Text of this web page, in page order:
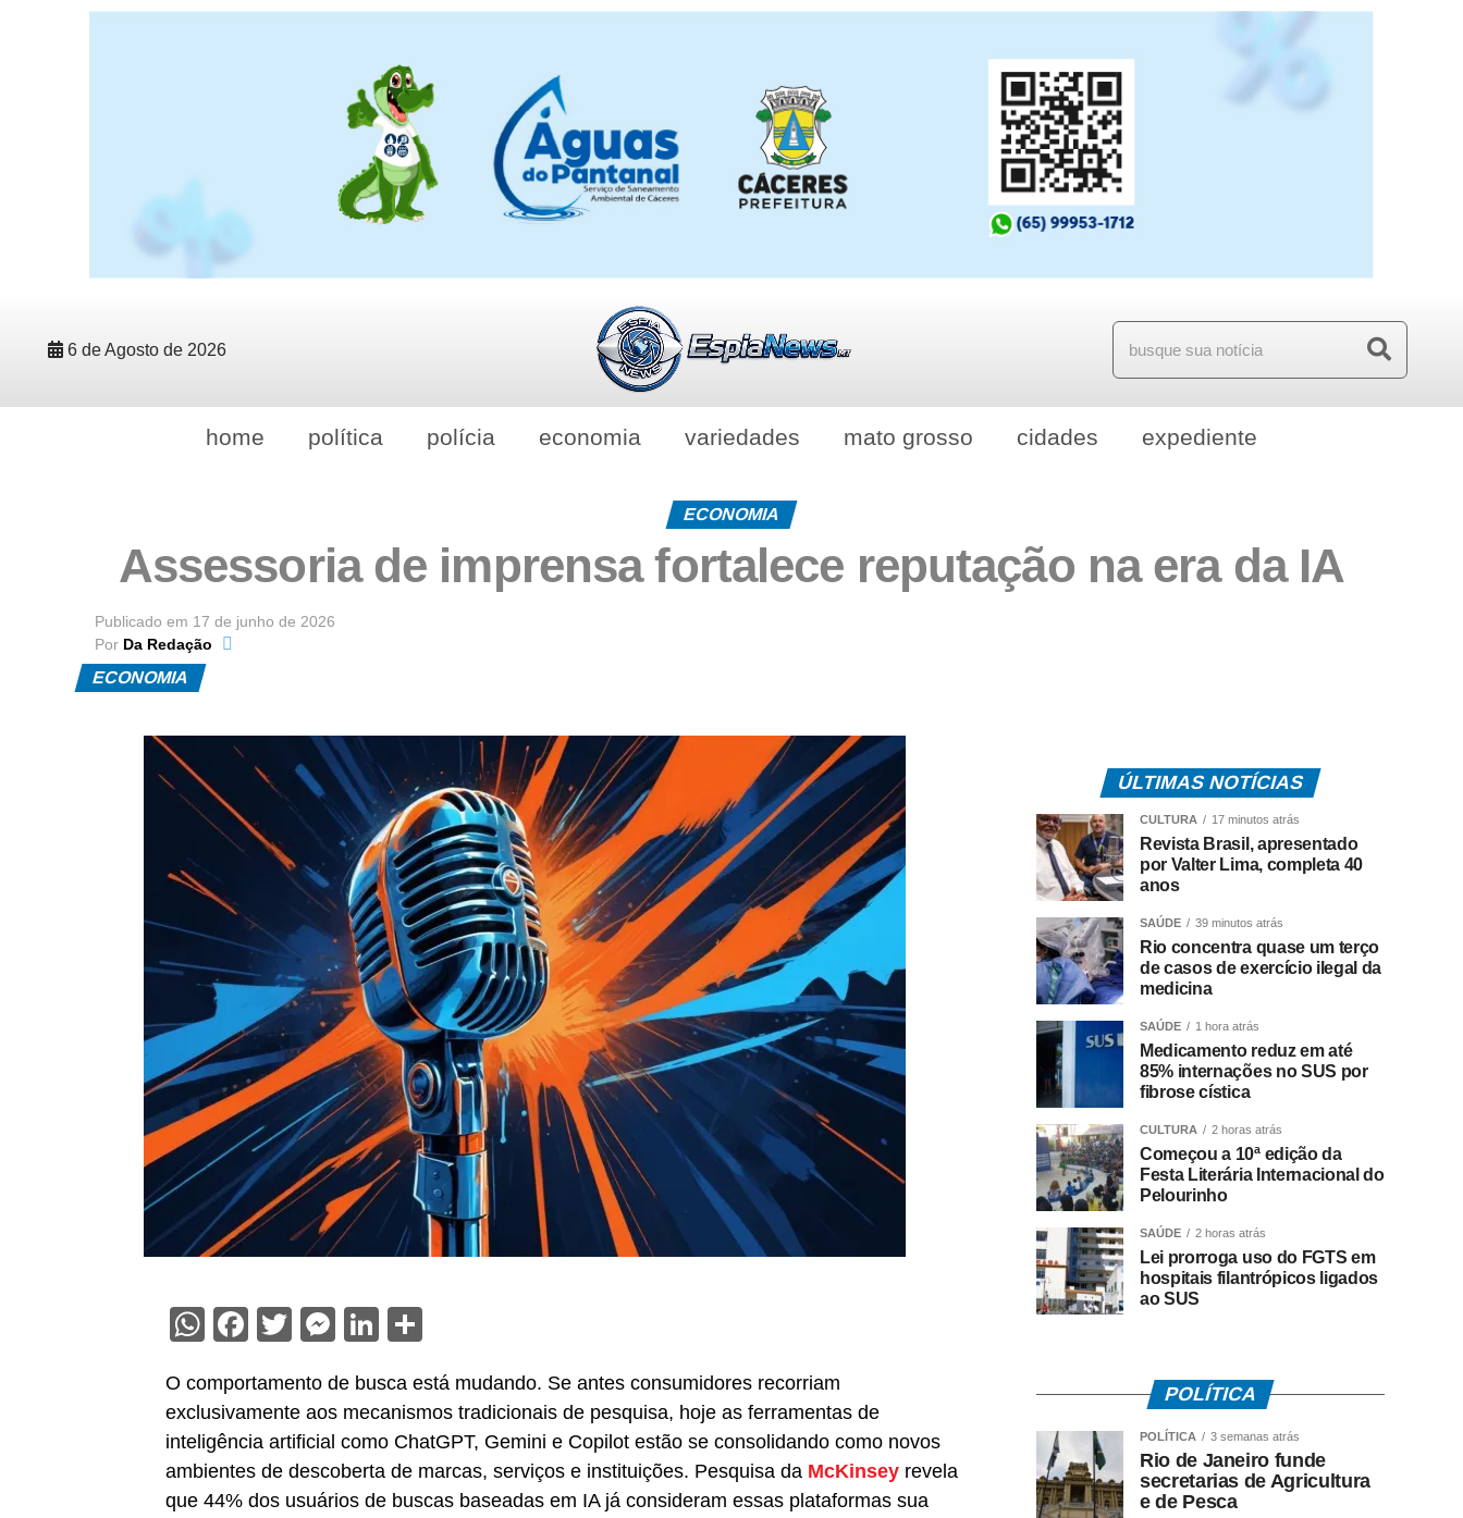
6 de Agosto de 2026
home política polícia economia variedades mato grosso cidades expediente
ECONOMIA
Assessoria de imprensa fortalece reputação na era da IA
Publicado em 17 de junho de 2026
Por Da Redação
ECONOMIA
WhatsApp
Facebook
Twitter
Messenger
LinkedIn
O comportamento de busca está mudando. Se antes consumidores recorriam
exclusivamente aos mecanismos tradicionais de pesquisa, hoje as ferramentas de
inteligência artificial como ChatGPT, Gemini e Copilot estão se consolidando como novos
ambientes de descoberta de marcas, serviços e instituições. Pesquisa da McKinsey revela
que 44% dos usuários de buscas baseadas em IA já consideram essas plataformas sua
ÚLTIMAS NOTÍCIAS
CULTURA 17 minutos atrás
Revista Brasil, apresentado
por Valter Lima, completa 40
anos
SAÚDE 39 minutos atrás
Rio concentra quase um terço
de casos de exercício ilegal da
medicina
SAÚDE 1 hora atrás
Medicamento reduz em até
85% internações no SUS por
fibrose cística
CULTURA 2 horas atrás
Começou a 10ª edição da
Festa Literária Internacional do
Pelourinho
SAÚDE 2 horas atrás
Lei prorroga uso do FGTS em
hospitais filantrópicos ligados
ao SUS
POLÍTICA
POLÍTICA 3 semanas atrás
Rio de Janeiro funde
secretarias de Agricultura
e de Pesca